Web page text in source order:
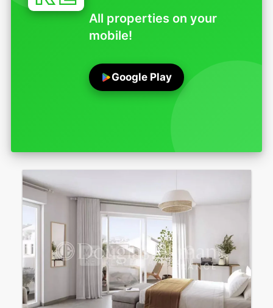
All properties on your
mobile!
Google Play